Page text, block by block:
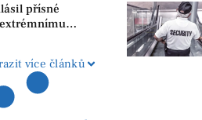
přísné
ohňů i
více článků